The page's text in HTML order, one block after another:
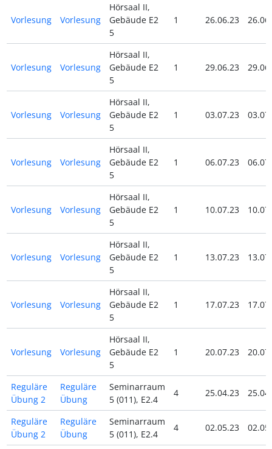
Vorlesung Vorlesung
Hörsaal II,
Gebäude E2
5
1 26.06.23
Vorlesung Vorlesung
Hörsaal II,
Gebäude E2
5
1 29.06.23
Vorlesung Vorlesung
Hörsaal II,
Gebäude E2
5
1 03.07.23
Vorlesung Vorlesung
Hörsaal II,
Gebäude E2
5
1 06.07.23
Vorlesung Vorlesung
Hörsaal II,
Gebäude E2
5
1 10.07.23
Vorlesung Vorlesung
Hörsaal II,
Gebäude E2
5
1 13.07.23
Vorlesung Vorlesung
Hörsaal II,
Gebäude E2
5
1 17.07.23
Vorlesung Vorlesung
Hörsaal II,
Gebäude E2
5
1 20.07.23
Reguläre
Übung 2
Reguläre
Übung
Seminarraum
5 (011), E2.4
4 25.04.23
Reguläre
Übung 2
Reguläre
Übung
Seminarraum
5 (011), E2.4
4 02.05.23